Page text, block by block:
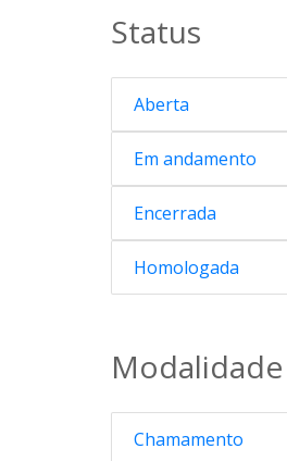
Status
Aberta
Em andamento
Encerrada
Homologada
Modalidade
Chamamento